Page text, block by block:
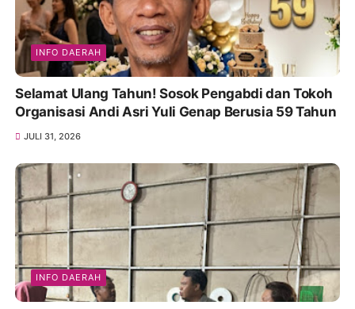
INFO DAERAH
Selamat Ulang Tahun! Sosok Pengabdi dan Tokoh
Organisasi Andi Asri Yuli Genap Berusia 59 Tahun
JULI 31, 2026
INFO DAERAH